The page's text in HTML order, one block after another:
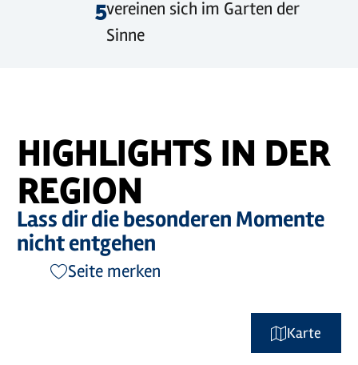
5vereinen sich im Garten der
Sinne
HIGHLIGHTS IN DER
REGION
Lass dir die besonderen Momente
nicht entgehen
Seite merken
Karte